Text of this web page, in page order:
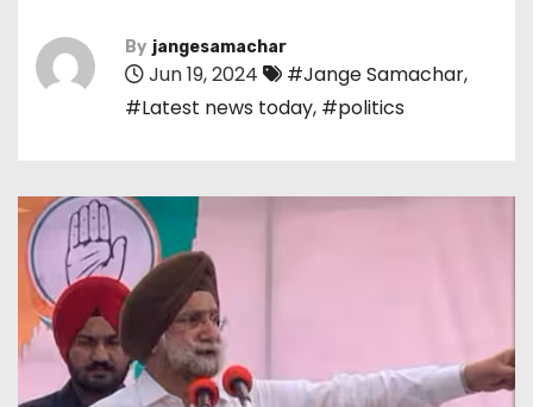
By jangesamachar
Jun 19, 2024 #Jange Samachar,
#Latest news today, #politics